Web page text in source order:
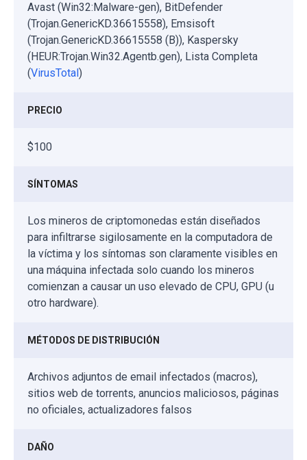
Avast (Win32:Malware-gen), BitDefender
(Trojan.GenericKD.36615558), Emsisoft
(Trojan.GenericKD.36615558 (B)), Kaspersky
(HEUR:Trojan.Win32.Agentb.gen), Lista Completa
(VirusTotal )
PRECIO
$100
SÍNTOMAS
Los mineros de criptomonedas están diseñados
para infiltrarse sigilosamente en la computadora de
la víctima y los síntomas son claramente visibles en
una máquina infectada solo cuando los mineros
comienzan a causar un uso elevado de CPU, GPU (u
otro hardware).
MÉTODOS DE DISTRIBUCIÓN
Archivos adjuntos de email infectados (macros),
sitios web de torrents, anuncios maliciosos, páginas
no oficiales, actualizadores falsos
DAÑO